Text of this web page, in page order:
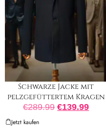
Schwarze Jacke mit
pelzgefüttertem Kragen
€289.99 €139.99
Jetzt kaufen